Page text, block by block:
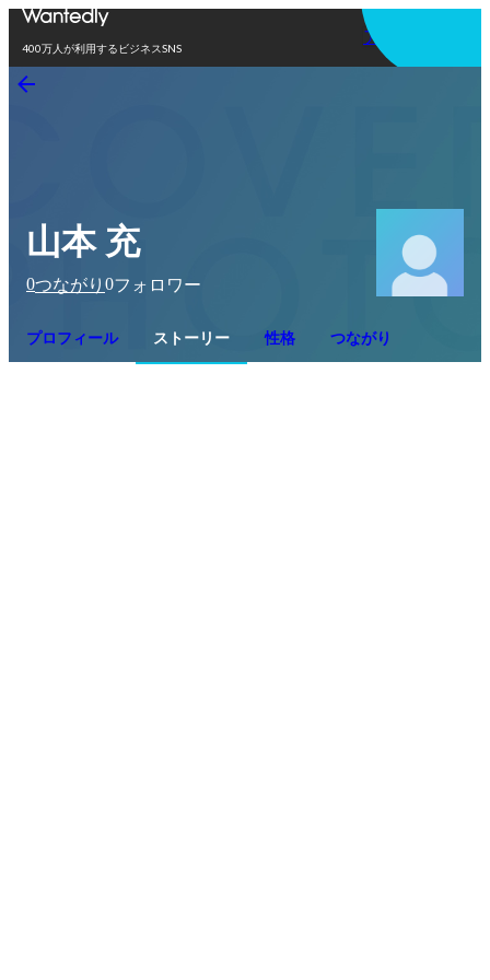
400万人が利用するビジネスSNS
アプリを使う
山本 充
0つながり 0フォロワー
プロフィール ストーリー 性格 つながり